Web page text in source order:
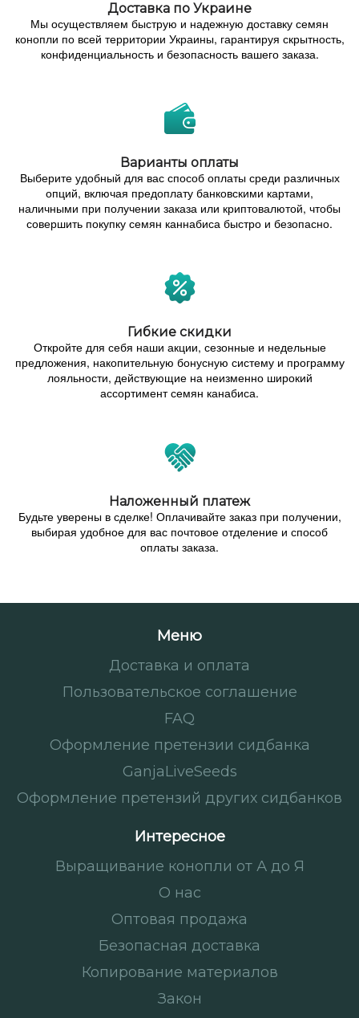
Доставка по Украине
Мы осуществляем быструю и надежную доставку семян
конопли по всей территории Украины, гарантируя скрытность,
конфиденциальность и безопасность вашего заказа.
Варианты оплаты
Выберите удобный для вас способ оплаты среди различных
опций, включая предоплату банковскими картами,
наличными при получении заказа или криптовалютой, чтобы
совершить покупку семян каннабиса быстро и безопасно.
Гибкие скидки
Откройте для себя наши акции, сезонные и недельные
предложения, накопительную бонусную систему и программу
лояльности, действующие на неизменно широкий
ассортимент семян канабиса.
Наложенный платеж
Будьте уверены в сделке! Оплачивайте заказ при получении,
выбирая удобное для вас почтовое отделение и способ
оплаты заказа.
Меню
Доставка и оплата
Пользовательское соглашение
FAQ
Оформление претензии сидбанка
GanjaLiveSeeds
Оформление претензий других сидбанков
Интересное
Выращивание конопли от А до Я
О нас
Оптовая продажа
Безопасная доставка
Копирование материалов
Закон